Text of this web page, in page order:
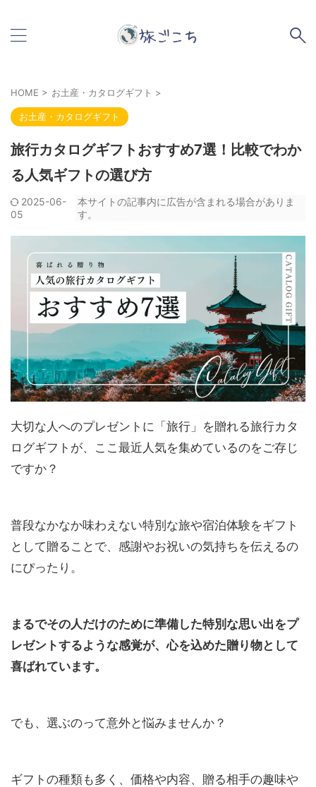
HOME > お土産・カタログギフト >
お土産・カタログギフト
旅行カタログギフトおすすめ7選！比較でわか
る人気ギフトの選び方
2025-06-
05
本サイトの記事内に広告が含まれる場合がありま
す。
大切な人へのプレゼントに「旅行」を贈れる旅行カタ
ログギフトが、ここ最近人気を集めているのをご存じ
ですか？
普段なかなか味わえない特別な旅や宿泊体験をギフト
として贈ることで、感謝やお祝いの気持ちを伝えるの
にぴったり。
まるでその人だけのために準備した特別な思い出をプ
レゼントするような感覚が、心を込めた贈り物として
喜ばれています。
でも、選ぶのって意外と悩みませんか？
ギフトの種類も多く、価格や内容、贈る相手の趣味や